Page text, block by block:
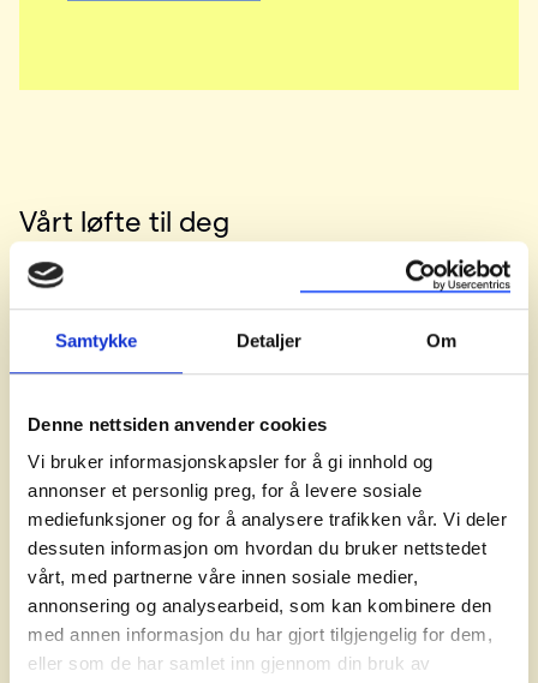
Samtykke Detaljer Om
Denne nettsiden anvender cookies
Vi bruker informasjonskapsler for å gi innhold og
annonser et personlig preg, for å levere sosiale
mediefunksjoner og for å analysere trafikken vår. Vi deler
dessuten informasjon om hvordan du bruker nettstedet
vårt, med partnerne våre innen sosiale medier,
annonsering og analysearbeid, som kan kombinere den
med annen informasjon du har gjort tilgjengelig for dem,
eller som de har samlet inn gjennom din bruk av
Vårt løfte til deg
Når du er kunde hos oss, skal du være trygg på at du får
kundeforholdet. Våre leveranser skal møte dine
forventninger og du skal oppleve at vi har ryddige
og forskrifter. Vi skal være en samarbeidspartner med
kompetanse og faglig innsikt, som jobber for å alltid bli
bedre.